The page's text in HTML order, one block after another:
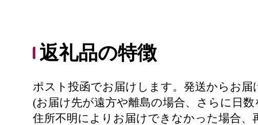
返礼品の特徴
ポスト投函でお届けします。発送からお届
(お届け先が遠方や離島の場合、さらに日
住所不明によりお届けできなかった場合、